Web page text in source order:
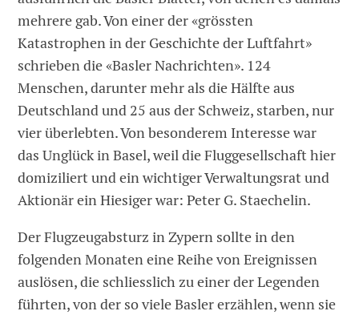
mehrere gab. Von einer der «grössten
Katastrophen in der Geschichte der Luftfahrt»
schrieben die «Basler Nachrichten». 124
Menschen, darunter mehr als die Hälfte aus
Deutschland und 25 aus der Schweiz, starben, nur
vier überlebten. Von besonderem Interesse war
das Unglück in Basel, weil die Fluggesellschaft hier
domiziliert und ein wichtiger Verwaltungsrat und
Aktionär ein Hiesiger war: Peter G. Staechelin.
Der Flugzeugabsturz in Zypern sollte in den
folgenden Monaten eine Reihe von Ereignissen
aus­lösen, die schliesslich zu einer der Legenden
führten, von der so viele Basler erzählen, wenn sie